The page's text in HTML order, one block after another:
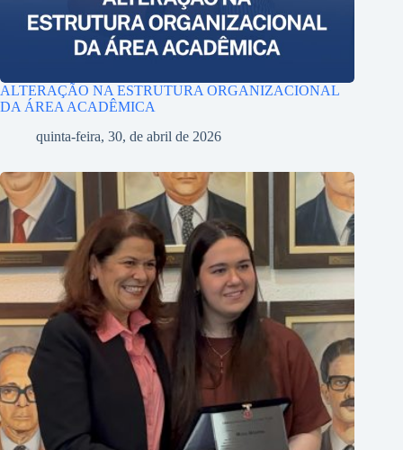
ALTERAÇÃO NA ESTRUTURA ORGANIZACIONAL
DA ÁREA ACADÊMICA
quinta-feira, 30, de abril de 2026